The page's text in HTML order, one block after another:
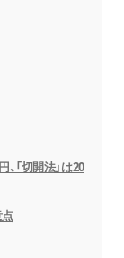
「切開法」は20